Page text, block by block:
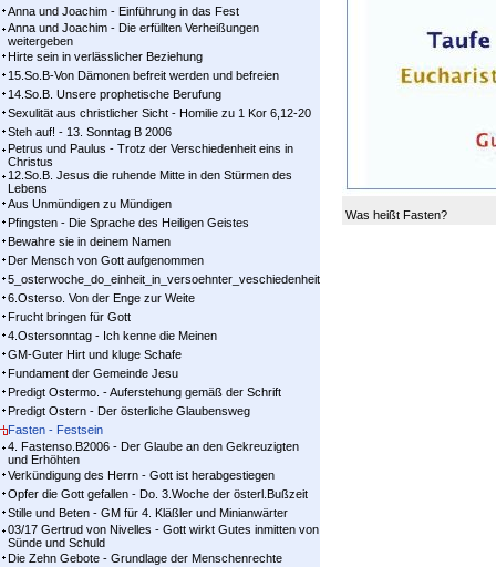
Anna und Joachim - Einführung in das Fest
Anna und Joachim - Die erfüllten Verheißungen
weitergeben
Hirte sein in verlässlicher Beziehung
15.So.B-Von Dämonen befreit werden und befreien
14.So.B. Unsere prophetische Berufung
Sexulität aus christlicher Sicht - Homilie zu 1 Kor 6,12-20
Steh auf! - 13. Sonntag B 2006
Petrus und Paulus - Trotz der Verschiedenheit eins in
Christus
12.So.B. Jesus die ruhende Mitte in den Stürmen des
Lebens
Aus Unmündigen zu Mündigen
Pfingsten - Die Sprache des Heiligen Geistes
Bewahre sie in deinem Namen
Der Mensch von Gott aufgenommen
5_osterwoche_do_einheit_in_versoehnter_veschiedenheit
6.Osterso. Von der Enge zur Weite
Frucht bringen für Gott
4.Ostersonntag - Ich kenne die Meinen
GM-Guter Hirt und kluge Schafe
Fundament der Gemeinde Jesu
Predigt Ostermo. - Auferstehung gemäß der Schrift
Predigt Ostern - Der österliche Glaubensweg
Fasten - Festsein
4. Fastenso.B2006 - Der Glaube an den Gekreuzigten
und Erhöhten
Verkündigung des Herrn - Gott ist herabgestiegen
Opfer die Gott gefallen - Do. 3.Woche der österl.Bußzeit
Stille und Beten - GM für 4. Kläßler und Minianwärter
03/17 Gertrud von Nivelles - Gott wirkt Gutes inmitten von
Sünde und Schuld
Die Zehn Gebote - Grundlage der Menschenrechte
Was heißt Fasten?